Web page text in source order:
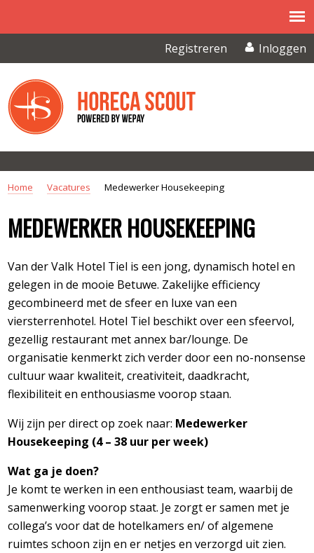
Overslaan en naar de inhoud gaanRegistreren Inloggen
Home Vacatures Medewerker Housekeeping
MEDEWERKER HOUSEKEEPING
Van der Valk Hotel Tiel is een jong, dynamisch hotel en
gelegen in de mooie Betuwe. Zakelijke efficiency
gecombineerd met de sfeer en luxe van een
viersterrenhotel. Hotel Tiel beschikt over een sfeervol,
gezellig restaurant met annex bar/lounge. De
organisatie kenmerkt zich verder door een no-nonsense
cultuur waar kwaliteit, creativiteit, daadkracht,
flexibiliteit en enthousiasme voorop staan.
Wij zijn per direct op zoek naar: Medewerker
Housekeeping (4 – 38 uur per week)
Wat ga je doen?
Je komt te werken in een enthousiast team, waarbij de
samenwerking voorop staat. Je zorgt er samen met je
collega’s voor dat de hotelkamers en/ of algemene
ruimtes schoon zijn en er netjes en verzorgd uit zien.